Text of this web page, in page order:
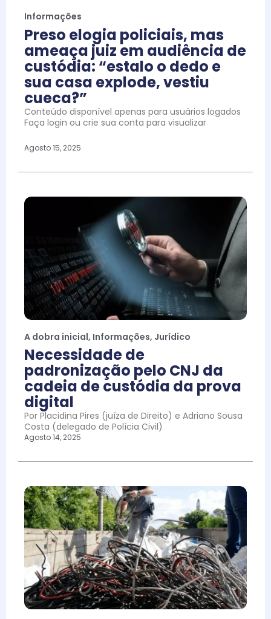
Informações
Preso elogia policiais, mas
ameaça juiz em audiência de
custódia: “estalo o dedo e
sua casa explode, vestiu
cueca?”
Conteúdo disponível apenas para usuários logados
Faça login ou crie sua conta para visualizar
Agosto 15, 2025
A dobra inicial, Informações, Jurídico
Necessidade de
padronização pelo CNJ da
cadeia de custódia da prova
digital
Por Placidina Pires (juíza de Direito) e Adriano Sousa
Costa (delegado de Polícia Civil)
Agosto 14, 2025